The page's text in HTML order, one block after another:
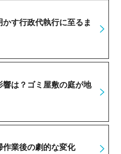
す行政代執行に至るま
は？ゴミ屋敷の庭が地
業後の劇的な変化